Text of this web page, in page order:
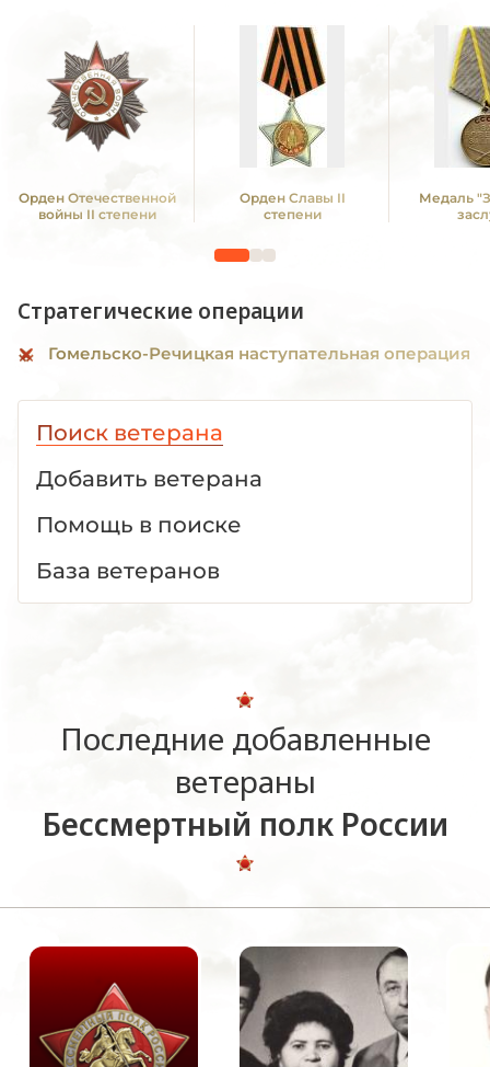
Орден Отечественной
войны II степени
Орден Славы II
степени
Медаль
Стратегические операции
Гомельско-Речицкая наступательная операция
Поиск ветерана
Добавить ветерана
Помощь в поиске
База ветеранов
Последние добавленные
ветераны
Бессмертный полк России